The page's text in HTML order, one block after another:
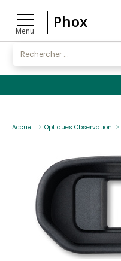
Menu
Phox
Accueil Optiques Observation